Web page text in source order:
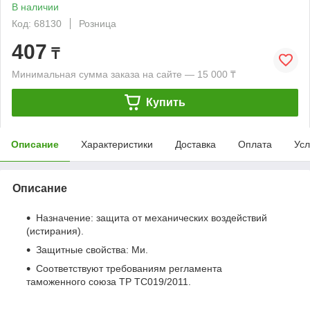
В наличии
Код: 68130
Розница
407 ₸
Минимальная сумма заказа на сайте — 15 000 ₸
Купить
Описание Характеристики Доставка Оплата
Описание
Назначение: защита от механических воздействий
(истирания).
Защитные свойства: Ми.
Соответствуют требованиям регламента
таможенного союза ТР ТС019/2011.